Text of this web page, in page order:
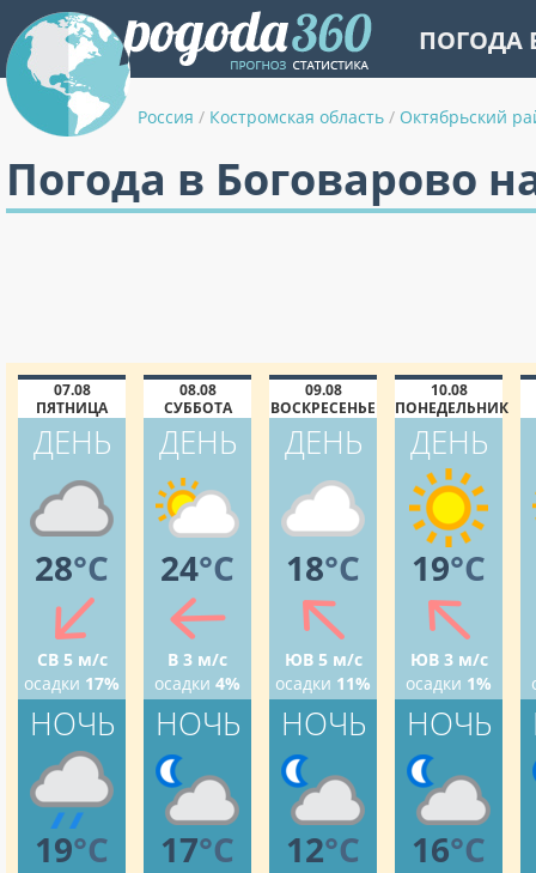
ПОГОДА
Россия / Костромская область / Октябрьский
Погода в Боговарово
07.08
ПЯТНИЦА
ДЕНЬ
28°C
СВ 5 м/с
осадки 17%
НОЧЬ
19°C
08.08
СУББОТА
ДЕНЬ
24°C
В 3 м/с
осадки 4%
НОЧЬ
17°C
09.08
ВОСКРЕСЕНЬЕ
ДЕНЬ
18°C
ЮВ 5 м/с
осадки 11%
НОЧЬ
12°C
10.08
ПОНЕДЕЛЬНИК
ДЕНЬ
19°C
ЮВ 3 м/с
осадки 1%
НОЧЬ
16°C